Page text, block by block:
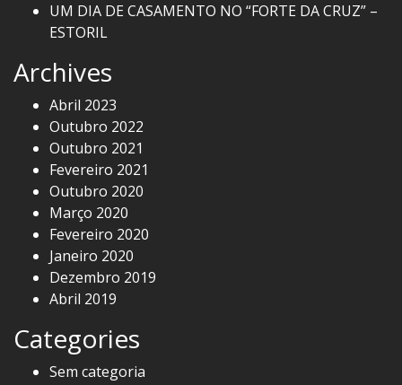
UM DIA DE CASAMENTO NO “FORTE DA CRUZ” –
ESTORIL
Archives
Abril 2023
Outubro 2022
Outubro 2021
Fevereiro 2021
Outubro 2020
Março 2020
Fevereiro 2020
Janeiro 2020
Dezembro 2019
Abril 2019
Categories
Sem categoria